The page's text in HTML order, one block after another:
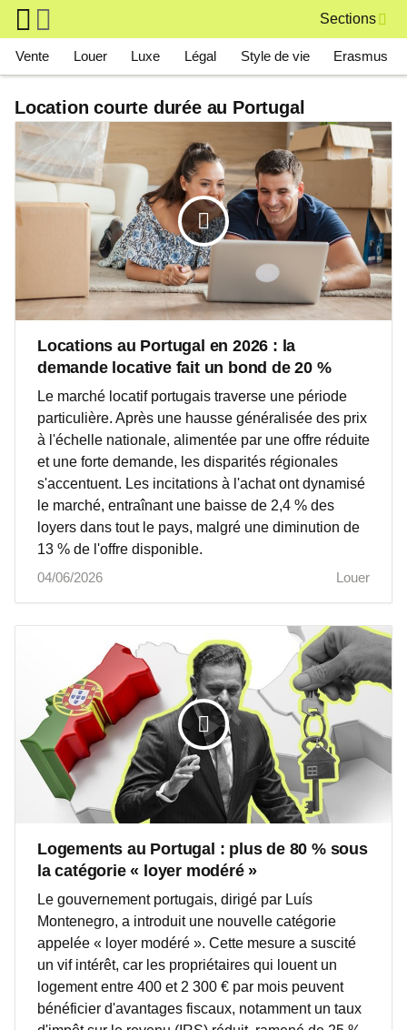
Skip to main content
Sections
Main navigation
Vente Louer Luxe Légal Style de vie Erasmus
Location courte durée au Portugal
Locations au Portugal en 2026 : la
demande locative fait un bond de 20 %
Le marché locatif portugais traverse une période
particulière. Après une hausse généralisée des prix
à l'échelle nationale, alimentée par une offre réduite
et une forte demande, les disparités régionales
s'accentuent. Les incitations à l'achat ont dynamisé
le marché, entraînant une baisse de 2,4 % des
loyers dans tout le pays, malgré une diminution de
13 % de l'offre disponible.
04/06/2026
Louer
Logements au Portugal : plus de 80 % sous
la catégorie « loyer modéré »
Le gouvernement portugais, dirigé par Luís
Montenegro, a introduit une nouvelle catégorie
appelée « loyer modéré ». Cette mesure a suscité
un vif intérêt, car les propriétaires qui louent un
logement entre 400 et 2 300 € par mois peuvent
bénéficier d'avantages fiscaux, notamment un taux